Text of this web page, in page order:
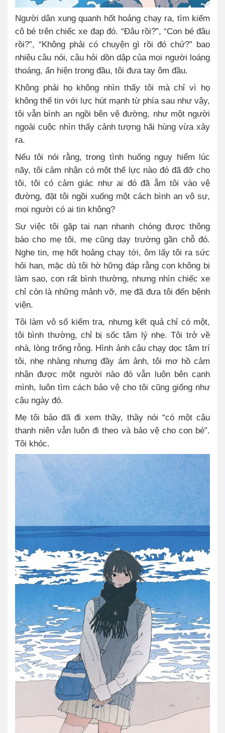
Người dân xung quanh hốt hoảng chạy ra, tìm kiếm
cô bé trên chiếc xe đạp đó. “Đâu rồi?”, “Con bé đâu
rồi?”, “Không phải có chuyện gì rồi đó chứ?” bao
nhiêu câu nói, câu hỏi dồn dập của mọi người loáng
thoáng, ẩn hiện trong đầu, tôi đưa tay ôm đầu.
Không phải họ không nhìn thấy tôi mà chỉ vì họ
không thể tin với lực hút mạnh từ phía sau như vậy,
tôi vẫn bình an ngồi bên vệ đường, như một người
ngoài cuộc nhìn thấy cảnh tượng hãi hùng vừa xảy
ra.
Nếu tôi nói rằng, trong tình huống nguy hiểm lúc
nãy, tôi cảm nhận có một thế lực nào đó đã đỡ cho
tôi, tôi có cảm giác như ai đó đã ẵm tôi vào vệ
đường, đặt tôi ngồi xuống một cách bình an vô sự,
mọi người có ai tin không?
Sự việc tôi gặp tai nạn nhanh chóng được thông
báo cho mẹ tôi, mẹ cũng dạy trường gần chỗ đó.
Nghe tin, mẹ hốt hoảng chạy tới, ôm lấy tôi ra sức
hỏi han, mặc dù tôi hờ hững đáp rằng con không bị
làm sao, con rất bình thường, nhưng nhìn chiếc xe
chỉ còn là những mảnh vỡ, mẹ đã đưa tôi đến bệnh
viện.
Tôi làm vô số kiểm tra, nhưng kết quả chỉ có một,
tôi bình thường, chỉ bị sốc tâm lý nhẹ. Tôi trở về
nhà, lòng trống rỗng. Hình ảnh cậu chạy dọc tâm trí
tôi, nhẹ nhàng nhưng đầy ám ảnh, tôi mơ hồ cảm
nhận được một người nào đó vẫn luôn bên cạnh
mình, luôn tìm cách bảo vệ cho tôi cũng giống như
cậu ngày đó.
Mẹ tôi bảo đã đi xem thầy, thầy nói “có một cậu
thanh niên vẫn luôn đi theo và bảo vệ cho con bé”.
Tôi khóc.